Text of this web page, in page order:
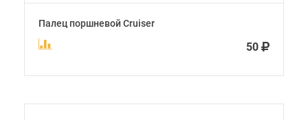
Палец поршневой Cruiser
50